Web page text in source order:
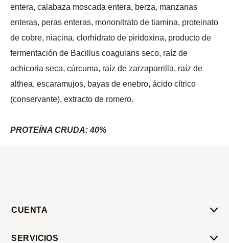
entera, calabaza moscada entera, berza, manzanas
enteras, peras enteras, mononitrato de tiamina, proteinato
de cobre, niacina, clorhidrato de piridoxina, producto de
fermentación de Bacillus coagulans seco, raíz de
achicoria seca, cúrcuma, raíz de zarzaparrilla, raíz de
althea, escaramujos, bayas de enebro, ácido cítrico
(conservante), extracto de romero.
PROTEÍNA CRUDA: 40%
CUENTA
SERVICIOS